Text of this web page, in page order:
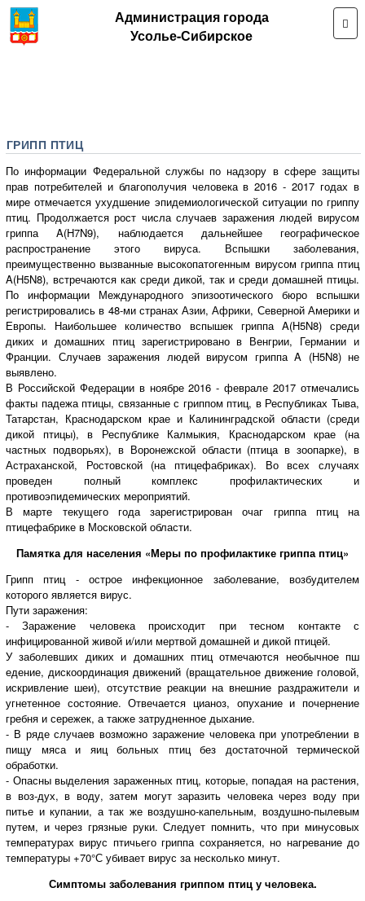
Администрация города
Усолье-Сибирское
ГРИПП ПТИЦ
По информации Федеральной службы по надзору в сфере защиты
прав потребителей и благополучия человека в 2016 - 2017 годах в
мире отмечается ухудшение эпидемиологической ситуации по гриппу
птиц. Продолжается рост числа случаев заражения людей вирусом
гриппа A(H7N9), наблюдается дальнейшее географическое
распространение этого вируса. Вспышки заболевания,
преимущественно вызванные высокопатогенным вирусом гриппа птиц
A(H5N8), встречаются как среди дикой, так и среди домашней птицы.
По информации Международного эпизоотического бюро вспышки
регистрировались в 48-ми странах Азии, Африки, Северной Америки и
Европы. Наибольшее количество вспышек гриппа A(H5N8) среди
диких и домашних птиц зарегистрировано в Венгрии, Германии и
Франции. Случаев заражения людей вирусом гриппа A (H5N8) не
выявлено.
В Российской Федерации в ноябре 2016 - феврале 2017 отмечались
факты падежа птицы, связанные с гриппом птиц, в Республиках Тыва,
Татарстан, Краснодарском крае и Калининградской области (среди
дикой птицы), в Республике Калмыкия, Краснодарском крае (на
частных подворьях), в Воронежской области (птица в зоопарке), в
Астраханской, Ростовской (на птицефабриках). Во всех случаях
проведен полный комплекс профилактических и
противоэпидемических мероприятий.
В марте текущего года зарегистрирован очаг гриппа птиц на
птицефабрике в Московской области.
Памятка для населения «Меры по профилактике гриппа птиц»
Грипп птиц - острое инфекционное заболевание, возбудителем
которого является вирус.
Пути заражения:
- Заражение человека происходит при тесном контакте с
инфицированной живой и/или мертвой домашней и дикой птицей.
У заболевших диких и домашних птиц отмечаются необычное пш
едение, дискоординация движений (вращательное движение головой,
искривление шеи), отсутствие реакции на внешние раздражители и
угнетенное состояние. Отвечается цианоз, опухание и почернение
гребня и сережек, а также затрудненное дыхание.
- В ряде случаев возможно заражение человека при употреблении в
пищу мяса и яиц больных птиц без достаточной термической
обработки.
- Опасны выделения зараженных птиц, которые, попадая на растения,
в воз-дух, в воду, затем могут заразить человека через воду при
питье и купании, а так же воздушно-капельным, воздушно-пылевым
путем, и через грязные руки. Следует помнить, что при минусовых
температурах вирус птичьего гриппа сохраняется, но нагревание до
температуры +70°С убивает вирус за несколько минут.
Симптомы заболевания гриппом птиц у человека.